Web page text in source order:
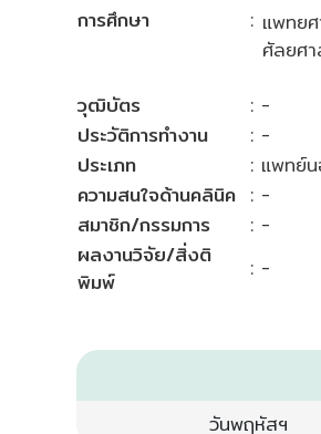
การศึกษา
: แพทย
ศัลยศ
วุฒิบัตร
: -
ประวัติการทำงาน
: -
ประเภท
: แพทย์น
ความสนใจด้านคลินิค : -
สมาชิก/กรรมการ
: -
ผลงานวิจัย/สิ่งติ
พิมพ์
: -
วันพฤหัสฯ